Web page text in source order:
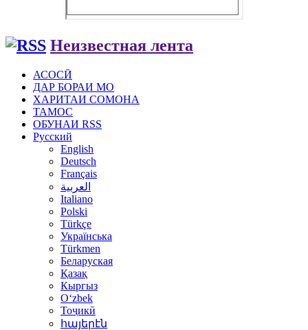
Неизвестная лента
АСОСӢ
ДАР БОРАИ МО
ХАРИТАИ СОМОНА
ТАМОС
ОБУНАИ RSS
Русский
English
Deutsch
Français
العربية
Italiano
Polski
Türkçe
Українська
Türkmen
Беларуская
Қазақ
Кыргыз
Oʻzbek
Тоҷикӣ
հայերէն